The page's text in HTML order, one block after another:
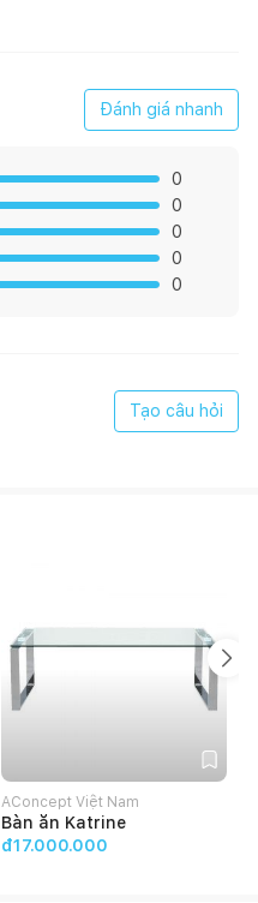
Đánh giá nhanh
0
0
0
0
0
Tạo câu hỏi
AConcept Việt Nam
Bàn ăn Katrine
đ17.000.000